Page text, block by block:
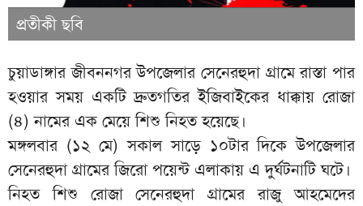
প্রতীকী ছবি
চুয়াডাঙ্গার জীবননগর উপজেলার সেনেরহুদা গ্রামে রাস্তা পার
হওয়ার সময় একটি দ্রুতগতির ইজিবাইকের ধাক্কায় রোজা
(৪) নামের এক মেয়ে শিশু নিহত হয়েছে।
মঙ্গলবার (১২ মে) সকাল সাড়ে ১০টার দিকে উপজেলার
সেনেরহুদা গ্রামের জিরো পয়েন্ট এলাকায় এ দুর্ঘটনাটি ঘটে।
নিহত শিশু রোজা সেনেরহুদা গ্রামের রাজু আহমেদের